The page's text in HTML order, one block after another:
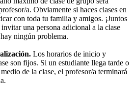
a. Obviamente si haces clases en
con toda tu familia y amigos. ¡Juntos
una persona adicional a la clase
ningún problema.
Los horarios de inicio y
son fijos. Si un estudiante llega tarde o
de la clase, el profesor/a terminará